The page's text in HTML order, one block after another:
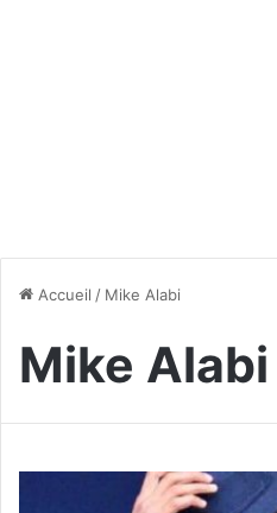
Accueil / Mike Alabi
Mike Alabi